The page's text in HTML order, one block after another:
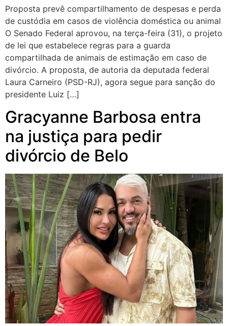
Proposta prevê compartilhamento de despesas e perda
de custódia em casos de violência doméstica ou animal
O Senado Federal aprovou, na terça-feira (31), o projeto
de lei que estabelece regras para a guarda
compartilhada de animais de estimação em caso de
divórcio. A proposta, de autoria da deputada federal
Laura Carneiro (PSD-RJ), agora segue para sanção do
presidente Luiz […]
Gracyanne Barbosa entra
na justiça para pedir
divórcio de Belo